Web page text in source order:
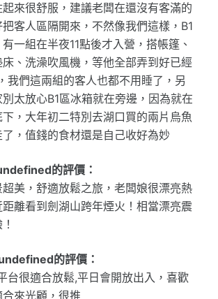
來很舒服，建議老闆在還沒有客滿的
客人區隔開來，不然像我們這樣，B1
一組在半夜11點後才入營，搭帳篷、
、洗澡吹風機，等他全部弄到好已經
我們這兩組的客人也都不用睡了，另
太放心B1區冰箱就在旁邊，因為就在
，大年初二特別去湖口買的兩片烏魚
，值錢的食材還是自己收好為妙
的評價：
美，舒適放鬆之旅，老闆娘很漂亮熱
離看到劍湖山跨年煙火！相當漂亮震
的評價：
台很適合放鬆,平日會開放出入，喜歡
來光顧，很推